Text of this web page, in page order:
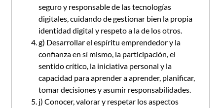
seguro y responsable de las tecnologías
digitales, cuidando de gestionar bien la propia
identidad digital y respeto a la de los otros.
g) Desarrollar el espíritu emprendedor y la
confianza en sí mismo, la participación, el
sentido crítico, la iniciativa personal y la
capacidad para aprender a aprender, planificar,
tomar decisiones y asumir responsabilidades.
j) Conocer, valorar y respetar los aspectos